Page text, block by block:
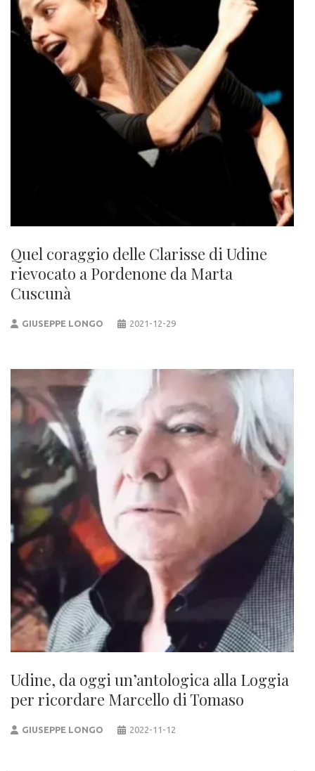
Quel coraggio delle Clarisse di Udine
rievocato a Pordenone da Marta
Cuscunà
GIUSEPPE LONGO 2021-12-29
Udine, da oggi un’antologica alla Loggia
per ricordare Marcello di Tomaso
GIUSEPPE LONGO 2022-11-12